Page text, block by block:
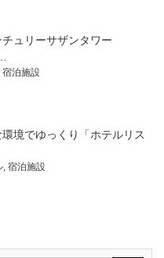
ュリーサザンタワー
宿泊施設
境でゆっくり「ホテルリス
, 宿泊施設